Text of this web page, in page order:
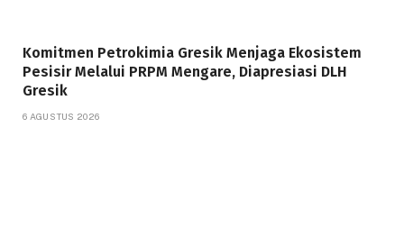
Komitmen Petrokimia Gresik Menjaga Ekosistem
Pesisir Melalui PRPM Mengare, Diapresiasi DLH
Gresik
6 AGUSTUS 2026